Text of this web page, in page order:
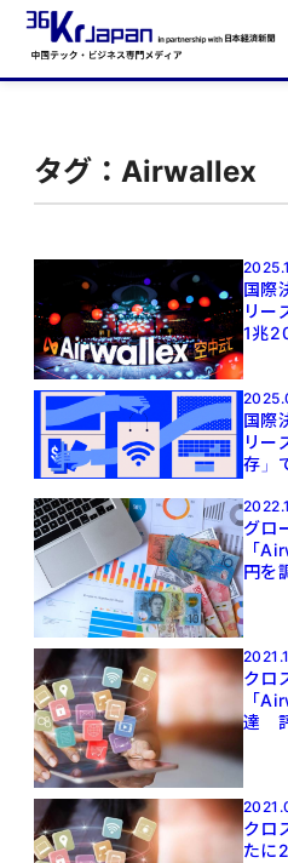
タグ：Airwallex
国際
リー
1兆
国際
リー
存」
グロ
「
円を
クロ
「
達
クロ
たに